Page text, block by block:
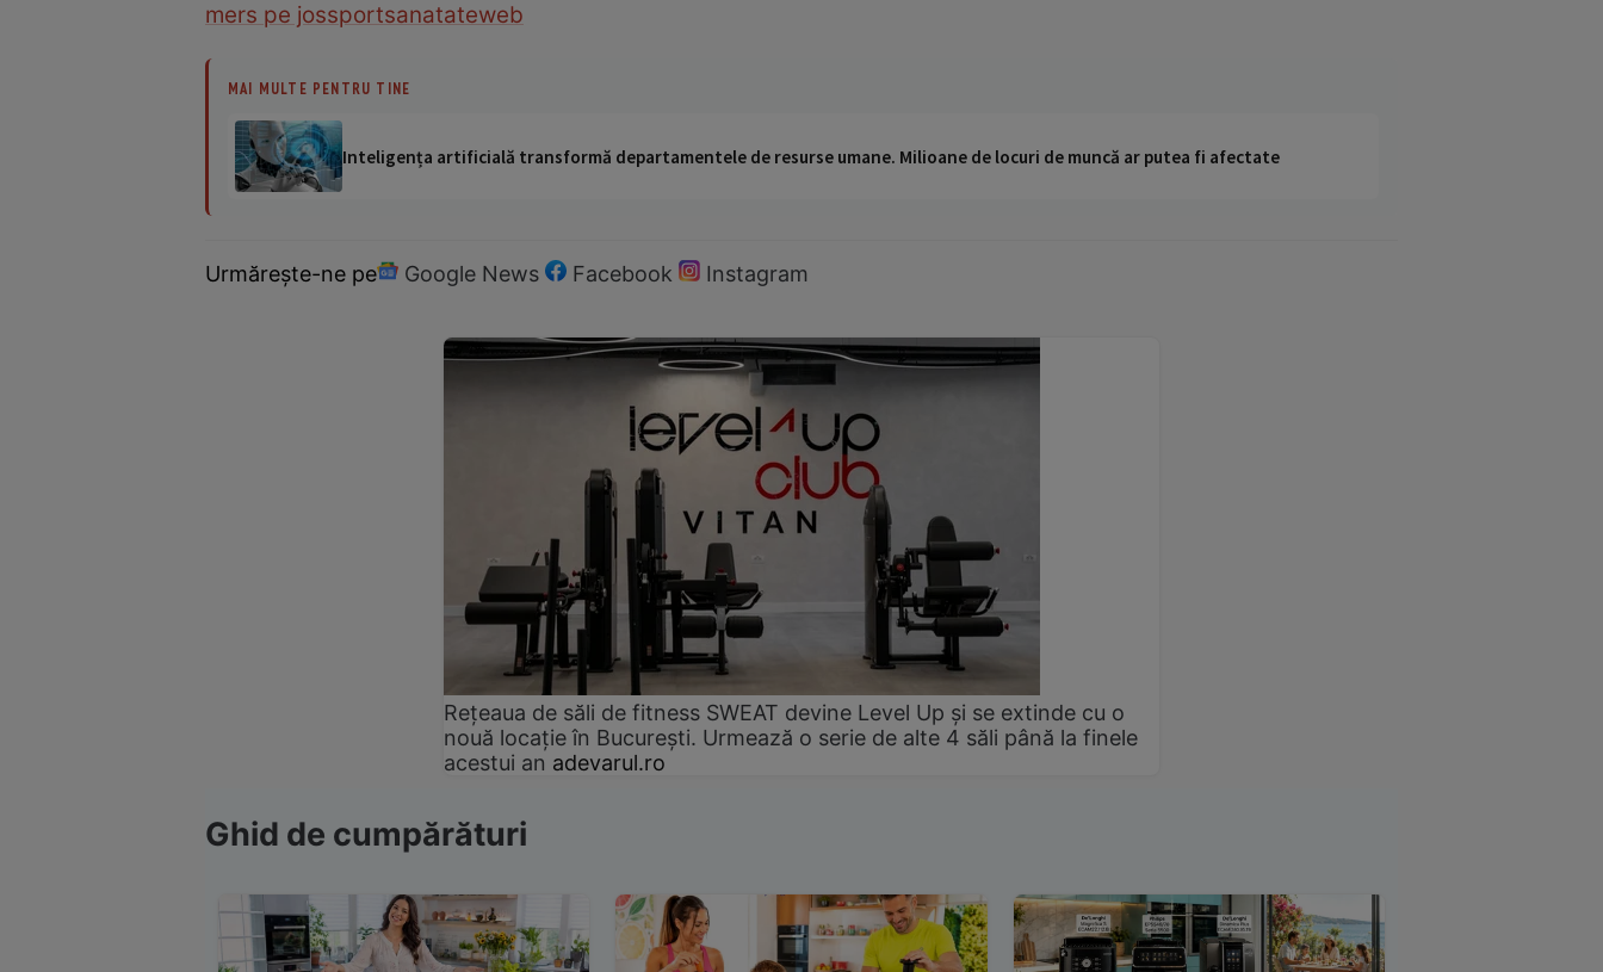
mers pe jossportsanatateweb
MAI MULTE PENTRU TINE
Inteligența artificială transformă departamentele de resurse umane. Milioane de locuri de muncă ar putea fi afectate
Urmărește-ne pe Google News Facebook Instagram
Rețeaua de săli de fitness SWEAT devine Level Up și se extinde cu o
nouă locație în București. Urmează o serie de alte 4 săli până la finele
acestui an adevarul.ro
Ghid de cumpărături